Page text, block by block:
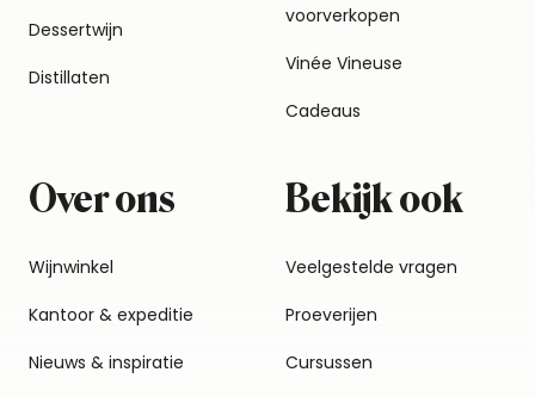
Dessertwijn
Distillaten
voorverkopen
Vinée Vineuse
Cadeaus
Over ons
Wijnwinkel
Kantoor & expeditie
Nieuws & inspiratie
Bekijk ook
Veelgestelde vragen
Proeverijen
Cursussen